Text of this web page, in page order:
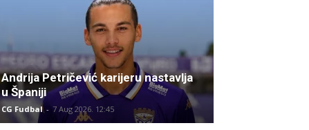
Andrija Petričević karijeru nastavlja
u Španiji
CG Fudbal - 7 Aug 2026. 12:45